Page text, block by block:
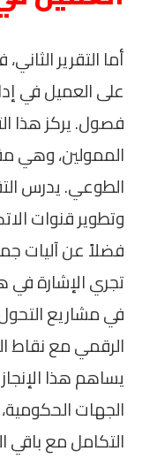
أما التقرير
على العميل في
فصول. يركز هذا
الممولين، وهي
الطوعي. يدرس
وتطوير قنوات
فضلاً عن آليات
تجري الإشارة في
في مشاريع
يساهم هذا
الجهات
التكامل مع باقي